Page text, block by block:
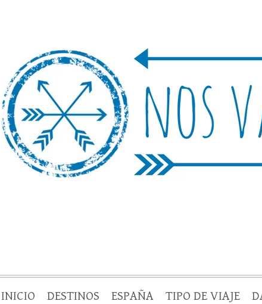
Nos Vamos de Rutica
Un blog de viajes donde se comparte experiencias, trucos y
INICIO DESTINOS ESPAÑA TIPO DE VIAJE